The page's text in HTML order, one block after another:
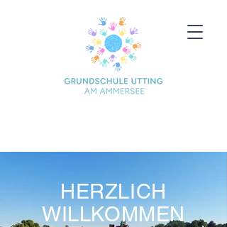
HERZLICH
WILLKOMMEN